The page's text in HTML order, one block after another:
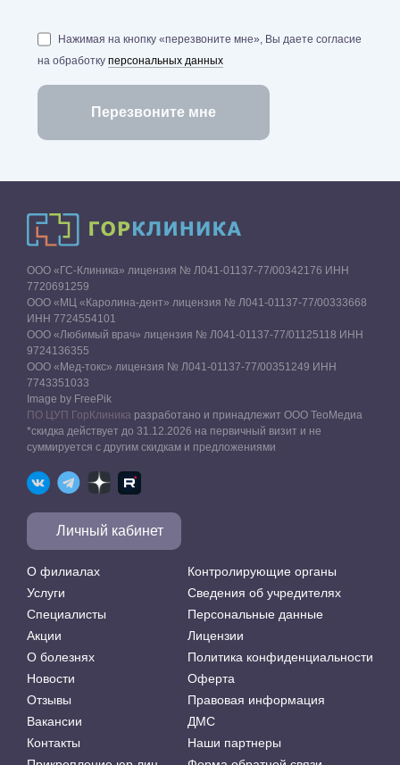
Нажимая на кнопку «перезвоните мне», Вы даете согласие
на обработку персональных данных
ООО «ГС-Клиника» лицензия № Л041-01137-77/00342176 ИНН
7720691259
ООО «МЦ «Каролина-дент» лицензия № Л041-01137-77/00333668
ИНН 7724554101
ООО «Любимый врач» лицензия № Л041-01137-77/01125118 ИНН
9724136355
ООО «Мед-токс» лицензия № Л041-01137-77/00351249 ИНН
7743351033
Image by FreePik
ПО ЦУП ГорКлиника разработано и принадлежит ООО ТеоМедиа
*скидка действует до 31.12.2026 на первичный визит и не
суммируется с другим скидкам и предложениями
О филиалах
Услуги
Специалисты
Акции
О болезнях
Новости
Отзывы
Вакансии
Контакты
Контролирующие органы
Сведения об учредителях
Персональные данные
Лицензии
Политика конфиденциальности
Оферта
Правовая информация
ДМС
Наши партнеры
Личный кабинет